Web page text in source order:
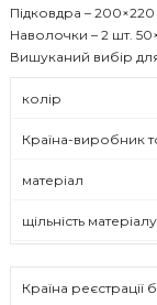
колір
Країна-виробник
матеріал
щільність матеріалу
Країна реєстрації
Підковдра –
Наволочки – 2 шт.
Вишуканий вибір для